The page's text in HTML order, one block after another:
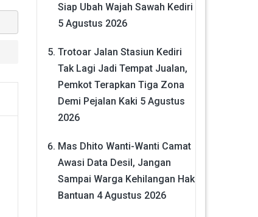
Siap Ubah Wajah Sawah Kediri
5 Agustus 2026
Trotoar Jalan Stasiun Kediri
Tak Lagi Jadi Tempat Jualan,
Pemkot Terapkan Tiga Zona
Demi Pejalan Kaki 5 Agustus
2026
Mas Dhito Wanti-Wanti Camat
Awasi Data Desil, Jangan
Sampai Warga Kehilangan Hak
Bantuan 4 Agustus 2026